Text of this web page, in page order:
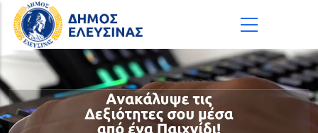
Παράκαμψη προς το κυρίως περιεχόμενο